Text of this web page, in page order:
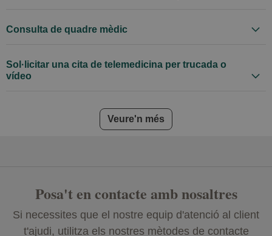
Consulta de quadre mèdic
Sol·licitar una cita de telemedicina per trucada o
vídeo
Veure'n més
frequently asked questions
Posa't en contacte amb nosaltres
Si necessites que el nostre equip d'atenció al client
t'ajudi, utilitza els nostres mètodes de contacte